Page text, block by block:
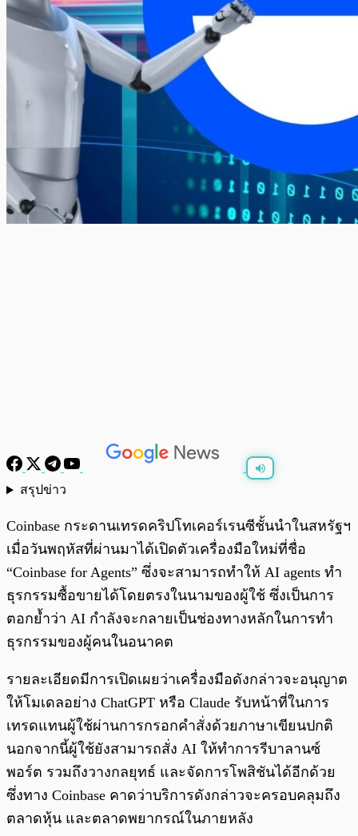
สรุปข่าว
Coinbase กระดานเทรดคริปโทเคอร์เรนซีชั้นนำในสหรัฐฯ
เมื่อวันพฤหัสที่ผ่านมาได้เปิดตัวเครื่องมือใหม่ที่ชื่อ
“Coinbase for Agents” ซึ่งจะสามารถทำให้ AI agents ทำ
ธุรกรรมซื้อขายได้โดยตรงในนามของผู้ใช้ ซึ่งเป็นการ
ตอกย้ำว่า AI กำลังจะกลายเป็นช่องทางหลักในการทำ
ธุรกรรมของผู้คนในอนาคต
รายละเอียดมีการเปิดเผยว่าเครื่องมือดังกล่าวจะอนุญาต
ให้โมเดลอย่าง ChatGPT หรือ Claude รับหน้าที่ในการ
เทรดแทนผู้ใช้ผ่านการกรอกคำสั่งด้วยภาษาเขียนปกติ
นอกจากนี้ผู้ใช้ยังสามารถสั่ง AI ให้ทำการรีบาลานซ์
พอร์ต รวมถึงวางกลยุทธ์ และจัดการโพสิชันได้อีกด้วย
ซึ่งทาง Coinbase คาดว่าบริการดังกล่าวจะครอบคลุมถึง
ตลาดหุ้น และตลาดพยากรณ์ในภายหลัง